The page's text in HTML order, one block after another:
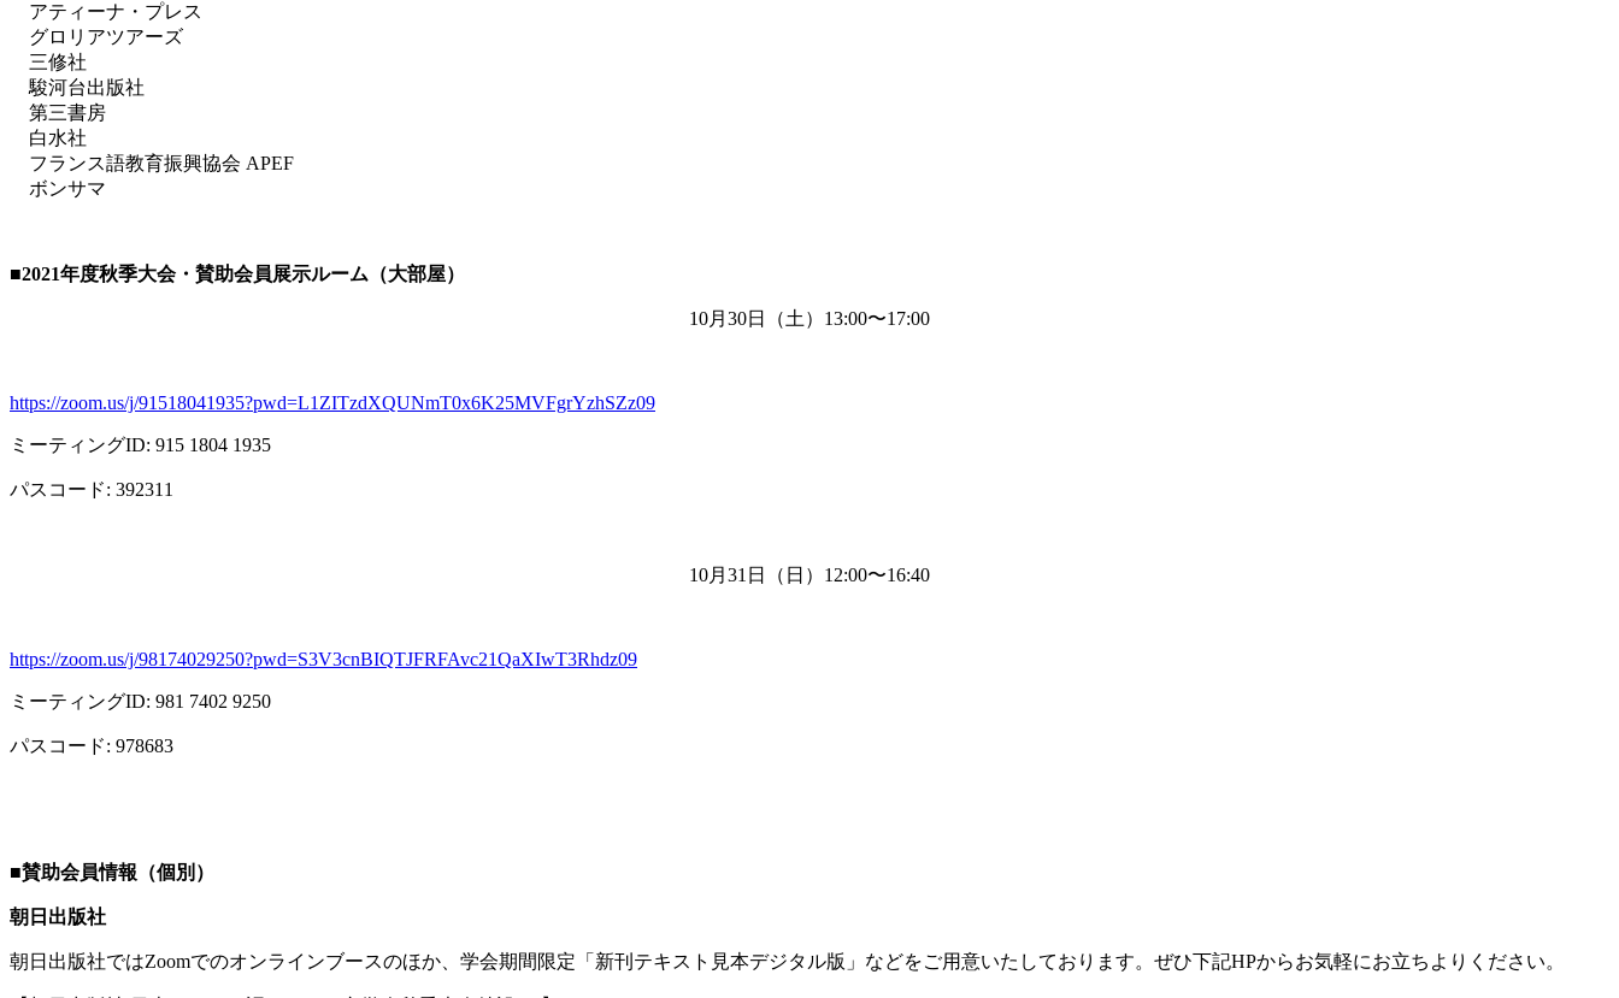
アティーナ・プレス
グロリアツアーズ
三修社
駿河台出版社
第三書房
白水社
フランス語教育振興協会 APEF
ボンサマ
■2021年度秋季大会・賛助会員展示ルーム（大部屋）
10月 30日（土） 13:00〜17:00
https://zoom.us/j/91518041935?pwd=L1ZITzdXQUNmT0x6K25MVFgrYzhSZz09
ミーティングID: 915 1804 1935
パスコード: 392311
10月 31 日（日） 12:00〜16:40
https://zoom.us/j/98174029250?pwd=S3V3cnBIQTJFRFAvc21QaXIwT3Rhdz09
ミーティングID: 981 7402 9250
パスコード: 978683
■賛助会員情報（個別）
朝日出版社
朝日出版社ではZoomでのオンラインブースのほか、学会期間限定「新刊テキスト見本デジタル版」などをご用意いたしております。ぜひ下記HPからお気軽にお立ちよりください。